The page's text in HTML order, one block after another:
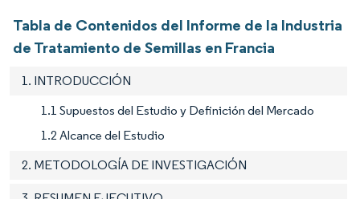
Tabla de Contenidos del Informe de la Industria
de Tratamiento de Semillas en Francia
1. INTRODUCCIÓN
1.1 Supuestos del Estudio y Definición del Mercado
1.2 Alcance del Estudio
2. METODOLOGÍA DE INVESTIGACIÓN